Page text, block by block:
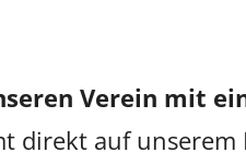
Verein mit
direkt auf